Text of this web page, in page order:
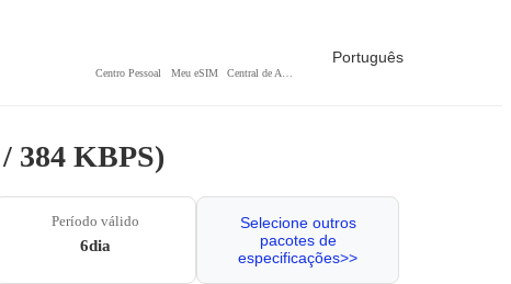
Centro Pessoal Meu eSIM
Português
384 KBPS)
Período válido
6dia
Selecione outros
pacotes de
especificações>>